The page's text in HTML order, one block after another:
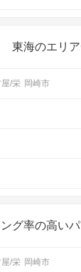
東海のエリ
/栄 岡崎市
グ率の高い
/栄 岡崎市